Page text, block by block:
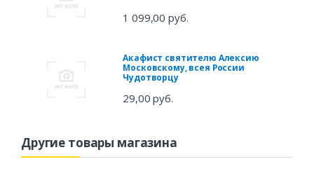
1 099,00 руб.
Акафист святителю Алексию
Московскому, всея России
Чудотворцу
29,00 руб.
Другие товары магазина